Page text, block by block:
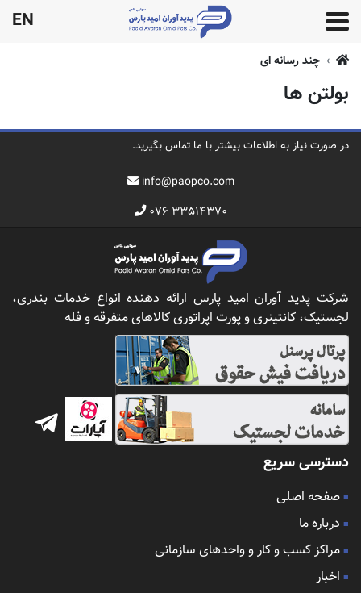
EN
چند رسانه ای
بولتن ها
در صورت نیاز به اطلاعات بیشتر با ما تماس بگیرید.
info@paopco.com
۰۷۶ ۳۳۵۱۴۳۷۰
شرکت پدید آوران امید پارس ارائه دهنده انواع خدمات بندری،
لجستیک، کانتینری و پورت اپراتوری کالاهای متفرقه و فله
دسترسی سریع
صفحه اصلی
درباره ما
مراکز کسب و کار و واحدهای سازمانی
اخبار